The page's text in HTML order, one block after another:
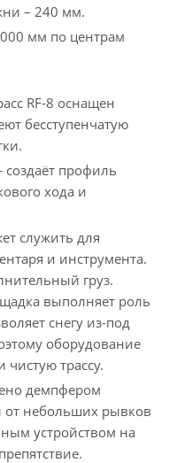
– 240 мм.
мм по центрам
RF-8 оснащен
бесступенчатую
профиль
хода и
служить для
и инструмента.
груз.
выполняет роль
снегу из-под
оборудование
чистую трассу.
демпфером
от небольших рывков
устройством на